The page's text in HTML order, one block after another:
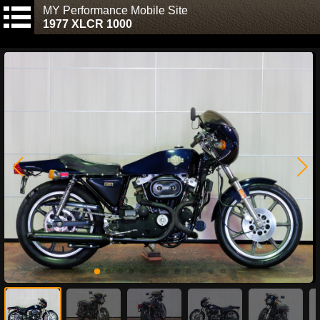
MY Performance Mobile Site
1977 XLCR 1000